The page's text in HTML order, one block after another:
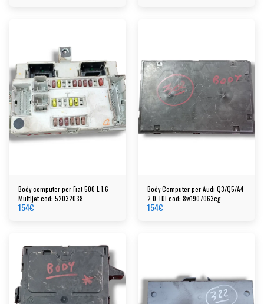
Body computer per Fiat 500 L 1.6
Multijet cod: 52032038
154€
Body Computer per Audi Q3/Q5/A4
2.0 TDi cod: 8w1907063cg
154€